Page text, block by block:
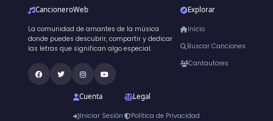
CancioneroWeb
La comunidad de amantes de la música
donde puedes descubrir, compartir y dedicar
las letras que significan algo especial.
Explorar
Inicio
Buscar Canciones
Cantautores
Cuenta
Iniciar Sesión
Legal
Política de Privacidad